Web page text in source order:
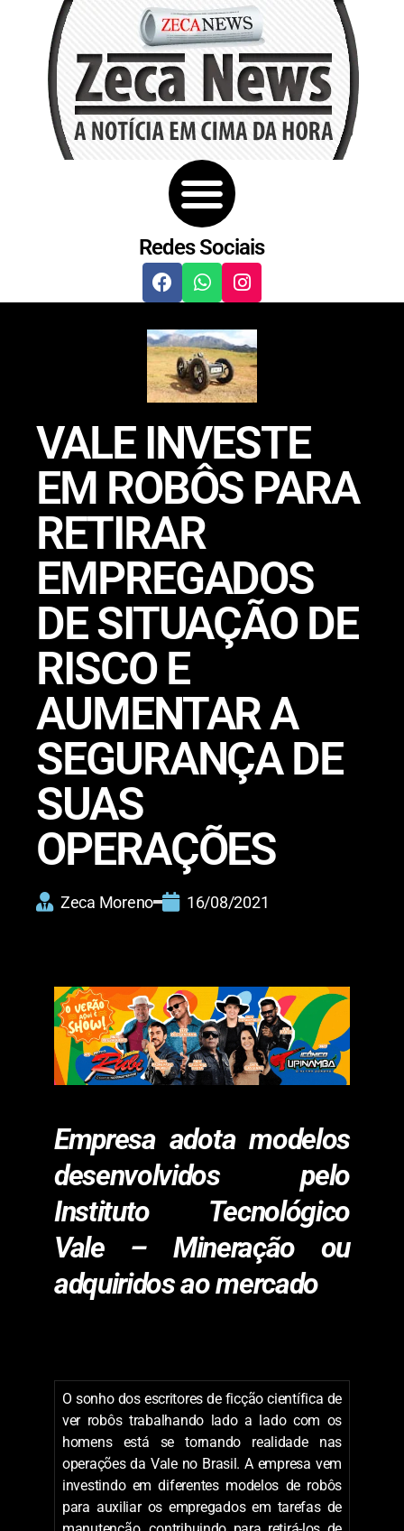
Redes Sociais
VALE INVESTE
EM ROBÔS PARA
RETIRAR
EMPREGADOS
DE SITUAÇÃO DE
RISCO E
AUMENTAR A
SEGURANÇA DE
SUAS
OPERAÇÕES
Zeca Moreno 16/08/2021
Empresa adota modelos
desenvolvidos pelo
Instituto Tecnológico
Vale – Mineração ou
adquiridos ao mercado
O sonho dos escritores de ficção científica de
ver robôs trabalhando lado a lado com os
homens está se tornando realidade nas
operações da Vale no Brasil. A empresa vem
investindo em diferentes modelos de robôs
para auxiliar os empregados em tarefas de